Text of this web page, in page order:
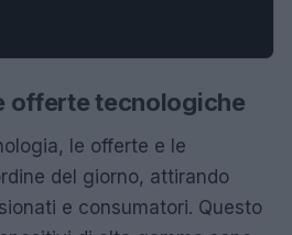
offerte tecnologiche
le offerte e le
del giorno, attirando
e consumatori. Questo